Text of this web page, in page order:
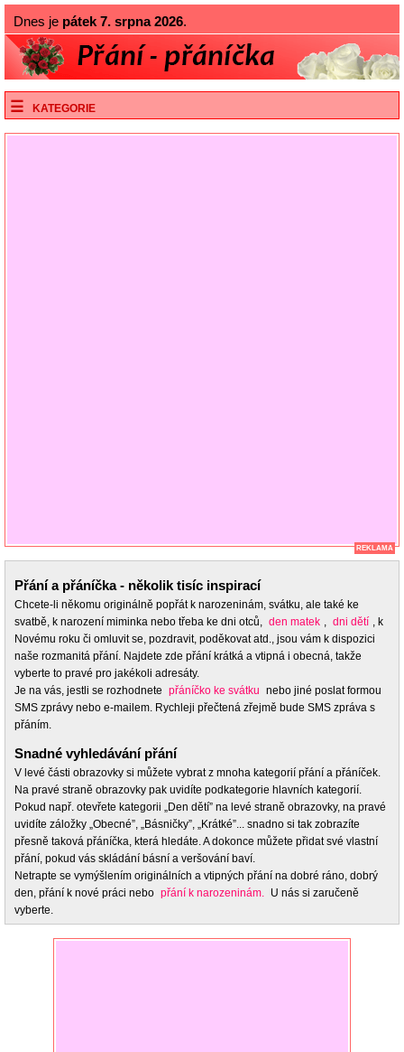
Dnes je pátek 7. srpna 2026.
KATEGORIE
REKLAMA
Přání a přáníčka - několik tisíc inspirací
Chcete-li někomu originálně popřát k narozeninám, svátku, ale také ke
svatbě, k narození miminka nebo třeba ke dni otců, den matek , dni dětí , k
Novému roku či omluvit se, pozdravit, poděkovat atd., jsou vám k dispozici
naše rozmanitá přání. Najdete zde přání krátká a vtipná i obecná, takže
vyberte to pravé pro jakékoli adresáty.
Je na vás, jestli se rozhodnete přáníčko ke svátku nebo jiné poslat formou
SMS zprávy nebo e-mailem. Rychleji přečtená zřejmě bude SMS zpráva s
přáním.
Snadné vyhledávání přání
V levé části obrazovky si můžete vybrat z mnoha kategorií přání a přáníček.
Na pravé straně obrazovky pak uvidíte podkategorie hlavních kategorií.
Pokud např. otevřete kategorii „Den dětí” na levé straně obrazovky, na pravé
uvidíte záložky „Obecné”, „Básničky”, „Krátké”... snadno si tak zobrazíte
přesně taková přáníčka, která hledáte. A dokonce můžete přidat své vlastní
přání, pokud vás skládání básní a veršování baví.
Netrapte se vymýšlením originálních a vtipných přání na dobré ráno, dobrý
den, přání k nové práci nebo přání k narozeninám. U nás si zaručeně
vyberte.